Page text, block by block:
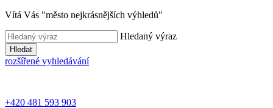
Vítá Vás "město nejkrásnějších výhledů"
Hledaný výraz
Hledat
rozšířené vyhledávání
+420 481 593 903